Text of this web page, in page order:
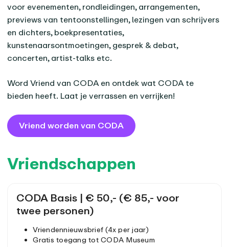
voor evenementen, rondleidingen, arrangementen,
previews van tentoonstellingen, lezingen van schrijvers
en dichters, boekpresentaties,
kunstenaarsontmoetingen, gesprek & debat,
concerten, artist-talks etc.
Word Vriend van CODA en ontdek wat CODA te
bieden heeft. Laat je verrassen en verrijken!
Vriend worden van CODA
Vriendschappen
CODA Basis | € 50,- (€ 85,- voor
twee personen)
Vriendennieuwsbrief (4x per jaar)
Gratis toegang tot CODA Museum